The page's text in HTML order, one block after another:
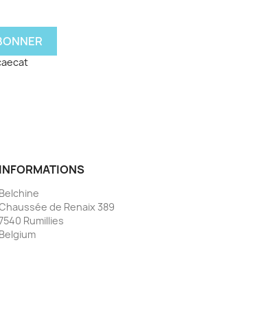
INFORMATIONS
Belchine
de Renaix 389
Rumillies
Belgium